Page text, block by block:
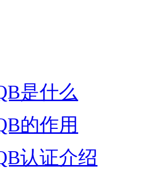
是什么
的作用
认证介绍